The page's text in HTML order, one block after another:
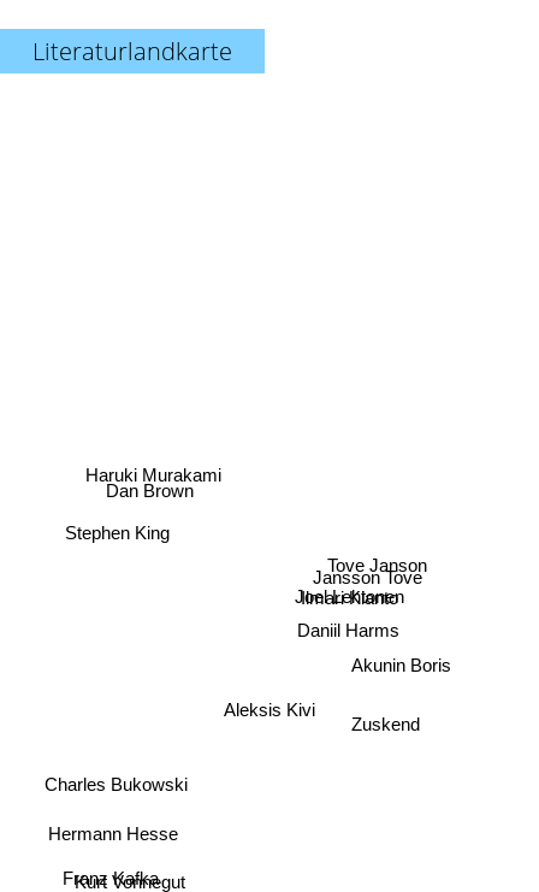
Literaturlandkarte
Aleksis Kivi
Ilmari Kianto
Joel Lehtonen
Daniil Harms
Jansson Tove
Zuskend
Tove Janson
Akunin Boris
Dan Brown
Charles Bukowski
Hermann Hesse
Kurt Vonnegut
Haruki Murakami
Franz Kafka
Stephen King